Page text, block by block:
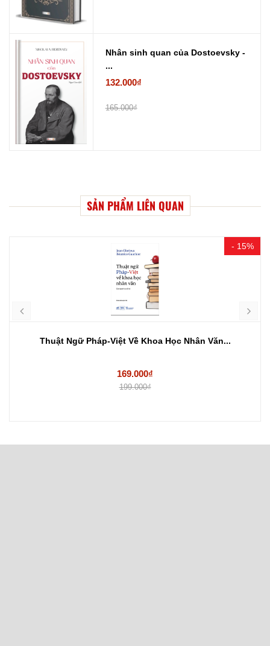
Nhân sinh quan của Dostoevsky -
...
132.000₫
165.000₫
SẢN PHẨM LIÊN QUAN
- 15%
Thuật Ngữ Pháp-Việt Về Khoa Học Nhân Văn...
169.000₫
199.000₫